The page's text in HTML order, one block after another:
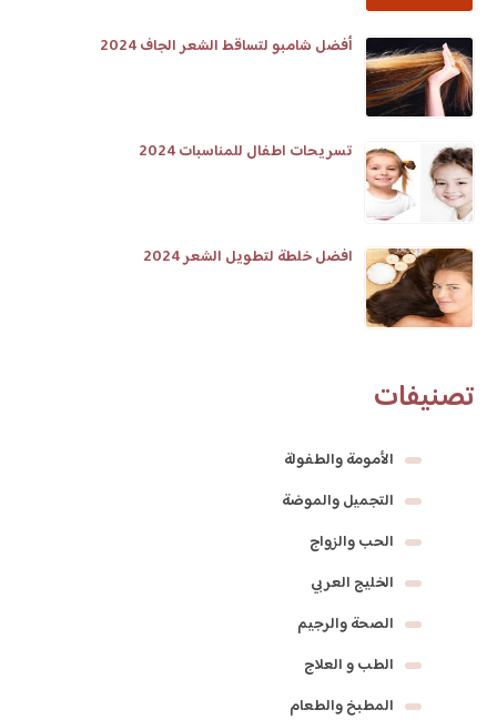
أفضل شامبو لتساقط الشعر الجاف 2024
تسريحات اطفال للمناسبات 2024
افضل خلطة لتطويل الشعر 2024
تصنيفات
الأمومة والطفولة
التجميل والموضة
الحب والزواج
الخليج العربي
الصحة والرجيم
الطب و العلاج
المطبخ والطعام